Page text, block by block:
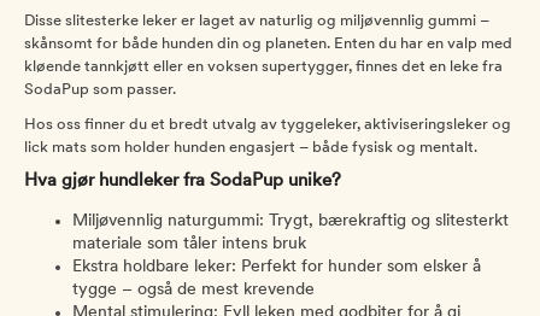
Disse slitesterke leker er laget av naturlig og miljøvennlig gummi –
skånsomt for både hunden din og planeten. Enten du har en valp med
kløende tannkjøtt eller en voksen supertygger, finnes det en leke fra
SodaPup som passer.
Hos oss finner du et bredt utvalg av tyggeleker, aktiviseringsleker og
lick mats som holder hunden engasjert – både fysisk og mentalt.
Hva gjør hundleker fra SodaPup unike?
Miljøvennlig naturgummi: Trygt, bærekraftig og slitesterkt
materiale som tåler intens bruk
Ekstra holdbare leker: Perfekt for hunder som elsker å
tygge – også de mest krevende